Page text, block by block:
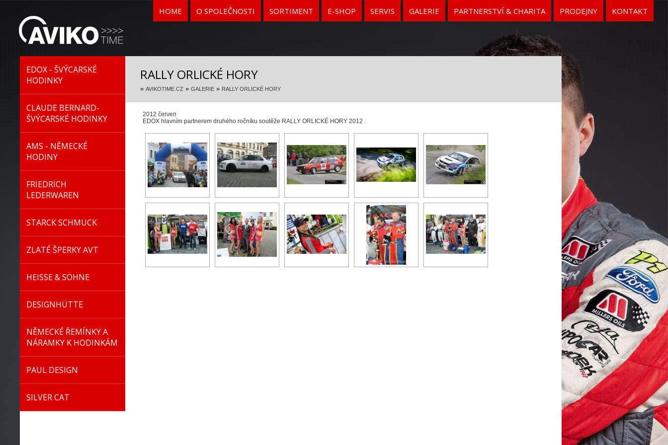
HOME O SPOLEČNOSTI SORTIMENT E-SHOP SERVIS GALERIE PARTNERSTVÍ & CHARITA PRODEJNY KONTAKT
EDOX - ŠVÝCARSKÉ
HODINKY
CLAUDE BERNARD-
ŠVÝCARSKÉ HODINKY
AMS - NĚMECKÉ
HODINY
FRIEDRICH
LEDERWAREN
STARCK SCHMUCK
ZLATÉ ŠPERKY AVT
HEISSE & SÖHNE
DESIGNHÜTTE
NĚMECKÉ ŘEMÍNKY A
NÁRAMKY K HODINKÁM
PAUL DESIGN
SILVER CAT
RALLY ORLICKÉ HORY
» AVIKOTIME.CZ » GALERIE » RALLY ORLICKÉ HORY
2012 červen
EDOX hlavním partnerem druhého ročníku soutěže RALLY ORLICKÉ HORY 2012 .